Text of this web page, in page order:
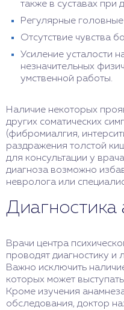
также в суставах при
Регулярные
Отсутствие чувства
Усиление усталости
незначительных
умственной работы.
Наличие некоторых
других соматических
(фибромиалгия,
раздражения толстой
для консультации у
диагноза возможно
невролога или
Диагностика
Врачи центра
проводят диагностику и
Важно исключить
которых может
Кроме изучения
обследования, доктор